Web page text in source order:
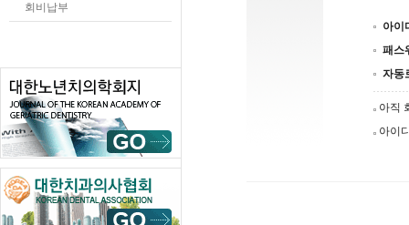
회비납부
아이
패스
자동
아직
아이